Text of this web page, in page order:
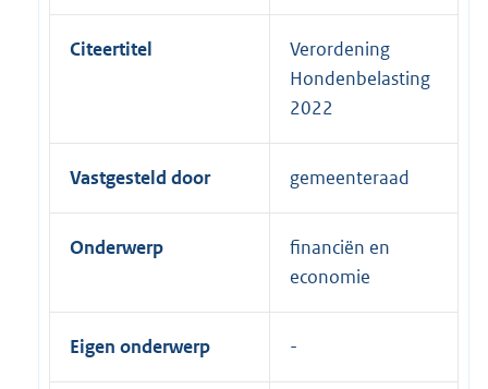
Citeertitel
Verordening
Hondenbelasting
2022
Vastgesteld door gemeenteraad
Onderwerp
financiën en
economie
Eigen onderwerp